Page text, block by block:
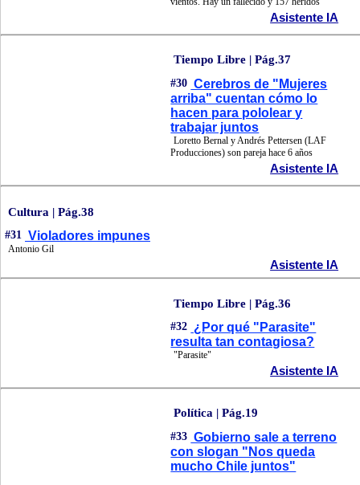
Asistente IA
Tiempo Libre | Pág.37
#30 Cerebros de "Mujeres
arriba" cuentan cómo lo
hacen para pololear y
trabajar juntos
Loretto Bernal y Andrés Pettersen (LAF
Producciones) son pareja hace 6 años
Asistente IA
Cultura | Pág.38
#31 Violadores impunes
Antonio Gil
Asistente IA
Tiempo Libre | Pág.36
#32 ¿Por qué "Parasite"
resulta tan contagiosa?
"Parasite"
Asistente IA
Política | Pág.19
#33 Gobierno sale a terreno
con slogan "Nos queda
mucho Chile juntos"